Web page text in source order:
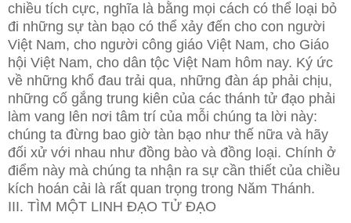
chiều tích cực, nghĩa là bằng mọi cách có thể loại bỏ
đi những sự tàn bạo có thể xảy đến cho con người
Việt Nam, cho người công giáo Việt Nam, cho Giáo
hội Việt Nam, cho dân tộc Việt Nam hôm nay. Ký ức
về những khổ đau trải qua, những đàn áp phải chịu,
những cố gắng trung kiên của các thánh tử đạo phải
làm vang lên nơi tâm trí của mỗi chúng ta lời này:
chúng ta đừng bao giờ tàn bạo như thế nữa và hãy
đối xử với nhau như đồng bào và đồng loại. Chính ở
điểm này mà chúng ta nhận ra sự cần thiết của chiều
kích hoán cải là rất quan trọng trong Năm Thánh.
III. TÌM MỘT LINH ĐẠO TỬ ĐẠO